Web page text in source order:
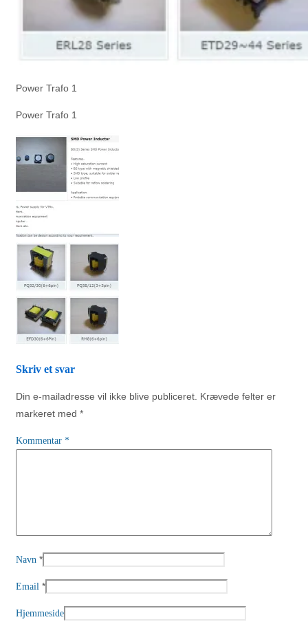
Power Trafo 1
Power Trafo 1
Skriv et svar
Din e-mailadresse vil ikke blive publiceret. Krævede felter er
markeret med *
Kommentar *
Navn *
Email *
Hjemmeside